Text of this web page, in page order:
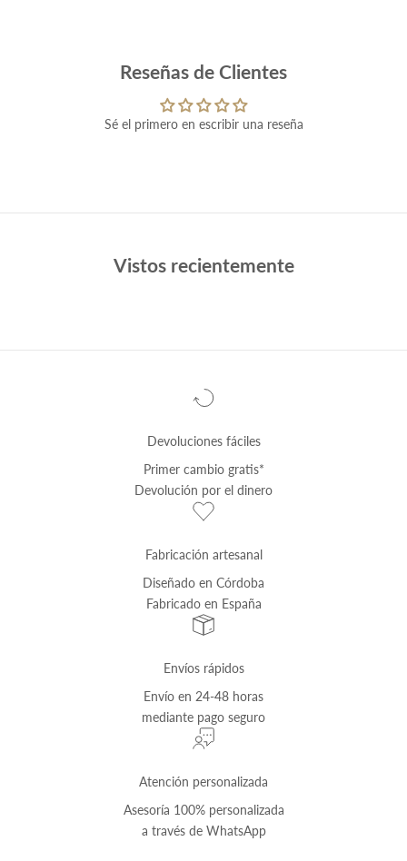
Reseñas de Clientes
Sé el primero en escribir una reseña
Vistos recientemente
Devoluciones fáciles
Primer cambio gratis*
Devolución por el dinero
Fabricación artesanal
Diseñado en Córdoba
Fabricado en España
Envíos rápidos
Envío en 24-48 horas
mediante pago seguro
Atención personalizada
Asesoría 100% personalizada
a través de WhatsApp